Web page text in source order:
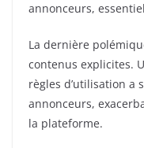
annonceurs,
La dernière
contenus explicites.
règles d’utilisation a
annonceurs,
la plateforme.